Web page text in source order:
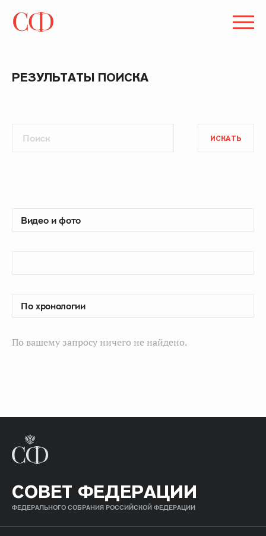
РЕЗУЛЬТАТЫ ПОИСКА
ИСКАТЬ
По вашему запросу ничего не найдено.
СОВЕТ ФЕДЕРАЦИИ
ФЕДЕРАЛЬНОГО СОБРАНИЯ РОССИЙСКОЙ ФЕДЕРАЦИИ